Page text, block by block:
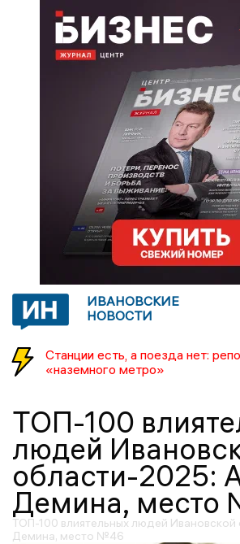
ИВАНОВСКИЕ
НОВОСТИ
Станции есть, а поезда нет:
«наземного метро»
ТОП-100
людей
области-2025:
Демина, место
ТОП-100 влиятельных людей
Демина, место №46